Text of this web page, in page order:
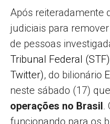
Após reiteradamente
judiciais para
de pessoas
Tribunal Federal (STF)
Twitter), do bilionário
neste sábado (17) que
operações no Brasil.
funcionando para os